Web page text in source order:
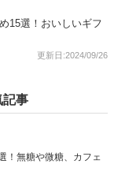
15選！おいしいギフ
更新日:2024/09/26
記事
！無糖や微糖、カフェ